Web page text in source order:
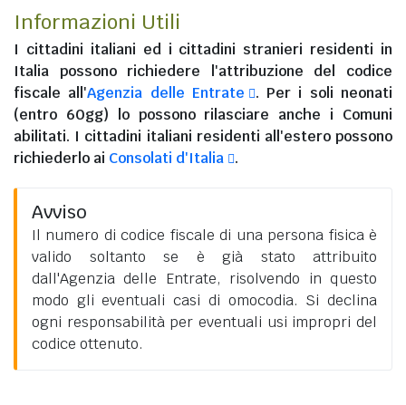
Informazioni Utili
I cittadini italiani ed i cittadini stranieri residenti in
Italia possono richiedere l'attribuzione del codice
fiscale all'Agenzia delle Entrate
. Per i soli neonati
(entro 60gg) lo possono rilasciare anche i Comuni
abilitati. I cittadini italiani residenti all'esteropossono
richiederlo ai Consolati d'Italia .
Avviso
Il numero di codice fiscale di una persona fisica è
valido soltanto se è già stato attribuito
dall'Agenzia delle Entrate, risolvendo in questo
modo gli eventuali casi di omocodia. Si declina
ogni responsabilità per eventuali usi impropri del
codice ottenuto.